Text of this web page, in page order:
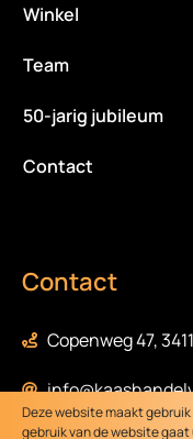
Winkel
Team
50-jarig jubileum
Contact
Contact
Copenweg 47,
Deze website maakt
gebruik van de website gaat